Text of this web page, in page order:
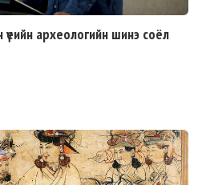
археологийн шинэ соёл